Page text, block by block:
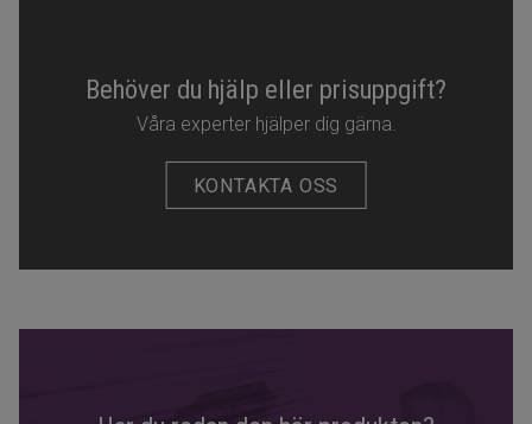
Behöver du hjälp eller prisuppgift?
Våra experter hjälper dig gärna.
KONTAKTA OSS